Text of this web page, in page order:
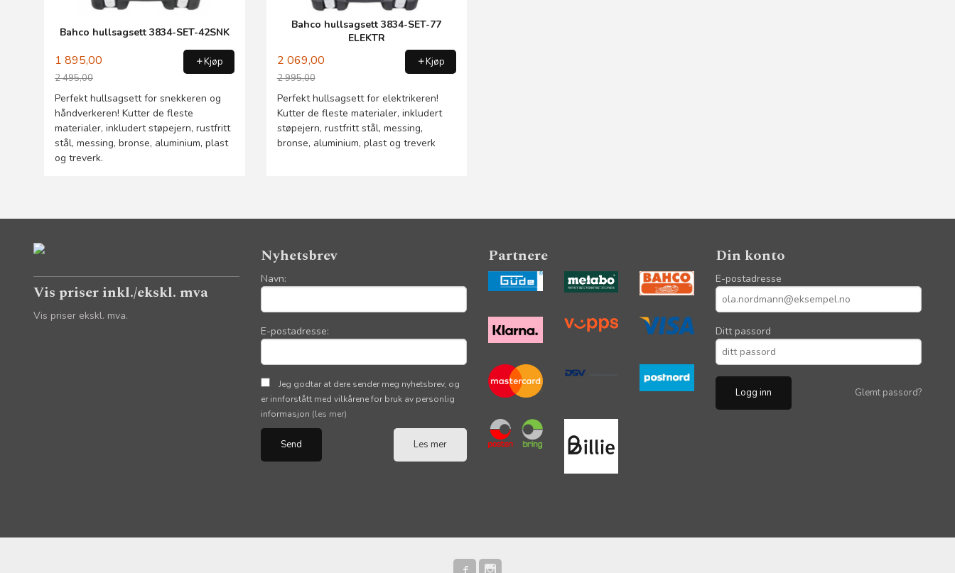
Bahco hullsagsett 3834-SET-42SNK
1 895,00
2 495,00
Rabatt
Kjøp
Perfekt hullsagsett for snekkeren og
håndverkeren! Kutter de fleste
materialer, inkludert støpejern, rustfritt
stål, messing, bronse, aluminium, plast
og treverk.
Bahco hullsagsett 3834-SET-77
ELEKTR
2 069,00
2 995,00
Rabatt
Kjøp
Perfekt hullsagsett for elektrikeren!
Kutter de fleste materialer, inkludert
støpejern, rustfritt stål, messing,
bronse, aluminium, plast og treverk
Vis priser inkl./ekskl. mva
Vis priser ekskl. mva.
Nyhetsbrev
Navn:
E-postadresse:
Jeg godtar at dere sender meg nyhetsbrev, og
er innforstått med vilkårene for bruk av personlig
informasjon (les mer)
Les mer
Partnere Din konto
E-postadresse
Ditt passord
Glemt passord?